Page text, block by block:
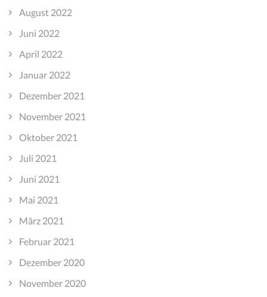
August 2022
Juni 2022
April 2022
Januar 2022
Dezember 2021
November 2021
Oktober 2021
Juli 2021
Juni 2021
Mai 2021
März 2021
Februar 2021
Dezember 2020
November 2020